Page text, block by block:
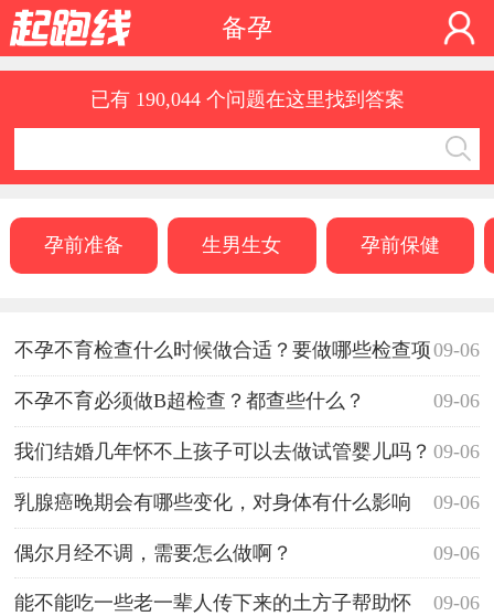
备孕
已有 190,044 个问题在这里找到答案
孕前准备 生男生女 孕前保健
09-06
不孕不育检查什么时候做合适？要做哪些检查项
目？ 09-06
不孕不育必须做B超检查？都查些什么？
09-06
我们结婚几年怀不上孩子可以去做试管婴儿吗？
09-06
乳腺癌晚期会有哪些变化，对身体有什么影响
09-06
偶尔月经不调，需要怎么做啊？
09-06
能不能吃一些老一辈人传下来的土方子帮助怀